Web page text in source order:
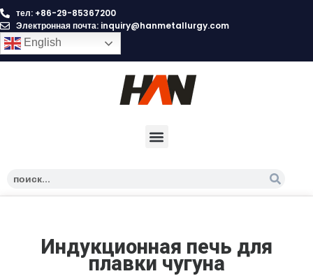
тел: +86-29-85367200
Электронная почта: inquiry@hanmetallurgy.com
English
Индукционная печь для
плавки чугуна